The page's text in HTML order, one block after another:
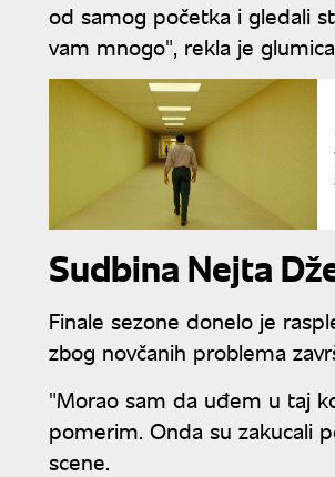
od samog početka i gledali
vam mnogo", rekla je
Sudbina Nejta
Finale sezone donelo je
zbog novčanih problema
"Morao sam da uđem u taj
pomerim. Onda su zakucali
scene.